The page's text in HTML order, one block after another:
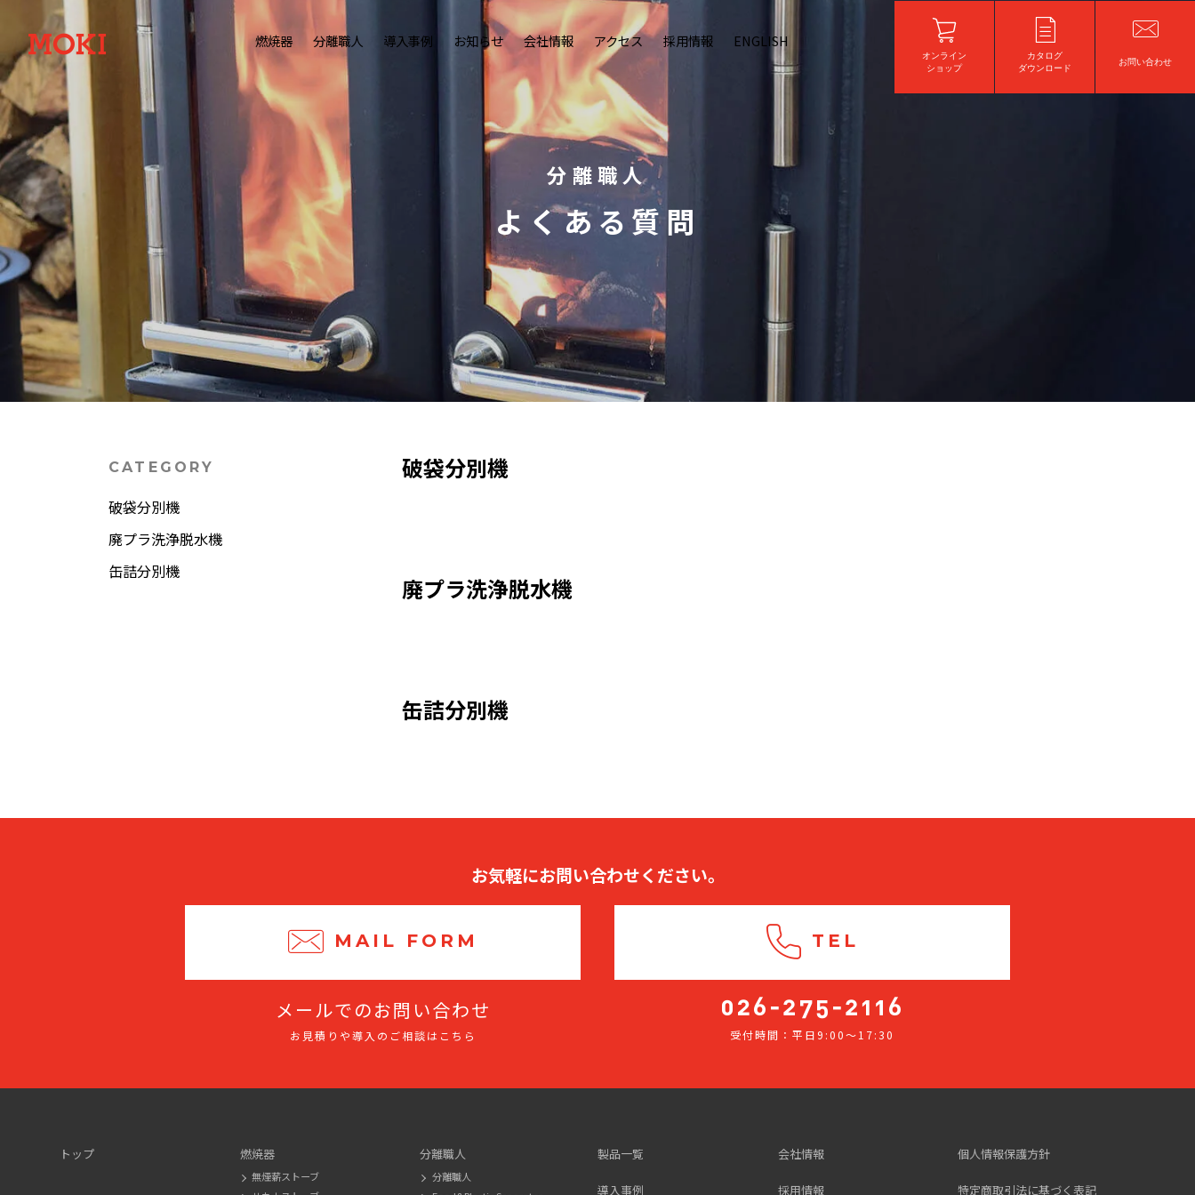
燃焼器 分離職人 導入事例 お知らせ 会社情報 アクセス 採用情報 ENGLISH
オンライン
ショップ
カタログ
ダウンロード
お問い合わせ
分離職人
よくある質問
CATEGORY
破袋分別機
廃プラ洗浄脱水機
缶詰分別機
破袋分別機
廃プラ洗浄脱水機
缶詰分別機
お気軽にお問い合わせください。
MAIL FORM
メールでのお問い合わせ
お見積りや導入のご相談はこちら
TEL
受付時間：平日9:00～17:30
トップ 燃焼器
無煙薪ストーブ
分離職人
分離職人
製品一覧
導入事例
会社情報
採用情報
個人情報保護方針
特定商取引法に基づく表記